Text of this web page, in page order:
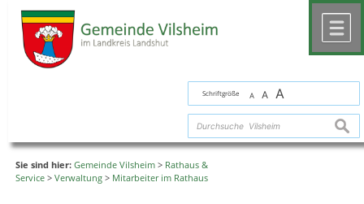
Schriftgröße A A A
Sie sind hier: Gemeinde Vilsheim > Rathaus &
Service > Verwaltung > Mitarbeiter im Rathaus